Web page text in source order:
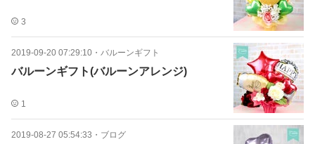
3
2019-09-20 07:29:10 ・ バルーンギフト
バルーンギフト(バルーンアレンジ)
1
2019-08-27 05:54:33 ・ ブログ